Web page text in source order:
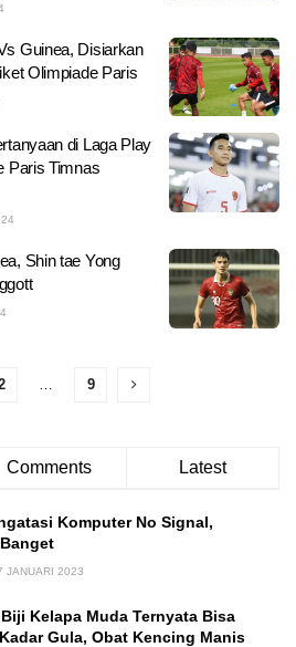
Guinea, Disiarkan
Olimpiade Paris
di Laga Play
Paris Timnas
Shin tae Yong
9
Comments Latest
Komputer No Signal,
JANUARI 2023
Kelapa Muda Ternyata Bisa
Gula, Obat Kencing Manis